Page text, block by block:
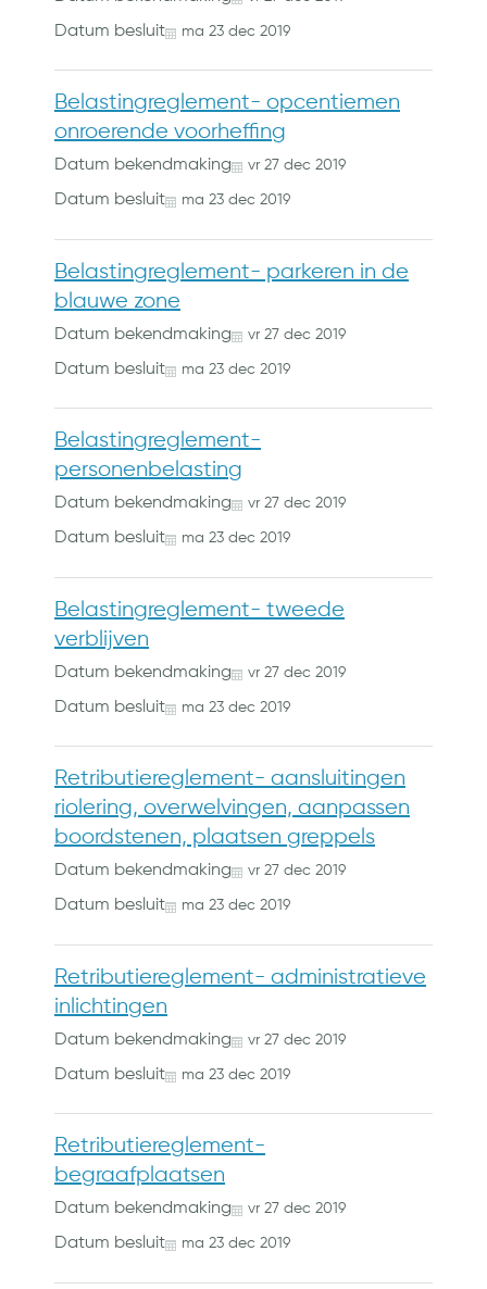
Datum besluit ma 23 dec 2019
Belastingreglement- opcentiemen
onroerende voorheffing
Datum bekendmaking vr 27 dec 2019
Datum besluit ma 23 dec 2019
Belastingreglement- parkeren in de
blauwe zone
Datum bekendmaking vr 27 dec 2019
Datum besluit ma 23 dec 2019
Belastingreglement-
personenbelasting
Datum bekendmaking vr 27 dec 2019
Datum besluit ma 23 dec 2019
Belastingreglement- tweede
verblijven
Datum bekendmaking vr 27 dec 2019
Datum besluit ma 23 dec 2019
Retributiereglement- aansluitingen
riolering, overwelvingen, aanpassen
boordstenen, plaatsen greppels
Datum bekendmaking vr 27 dec 2019
Datum besluit ma 23 dec 2019
Retributiereglement- administratieve
inlichtingen
Datum bekendmaking vr 27 dec 2019
Datum besluit ma 23 dec 2019
Retributiereglement-
begraafplaatsen
Datum bekendmaking vr 27 dec 2019
Datum besluit ma 23 dec 2019